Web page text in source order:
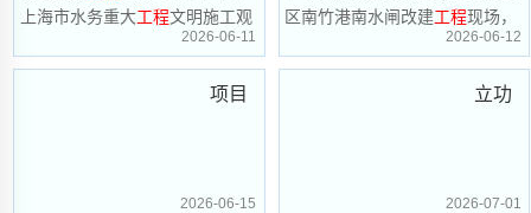
展，
助推
重大
工程
感悟
职业
使
命，4
导工
作，
中化
学交
员、
水闸
闸室
北边
满完
生命
健康
产业
动员
大会
暨立
办上
上海市水务重大工程文明施工观
摩活动在上水集团承建的奉贤区
南竹港南水闸
2026-06-11
区委
区南竹港南水闸改建工程现场，
实地调研防汛备汛工作。 刘平一
行
2026-06-12
项目
区委
2026-06-15
立功
集团
2026-07-01